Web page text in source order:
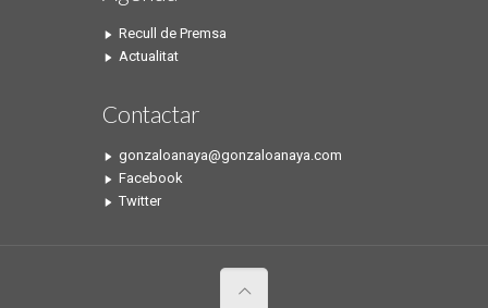
Recull de Premsa
Actualitat
Contactar
gonzaloanaya@gonzaloanaya.com
Facebook
Twitter